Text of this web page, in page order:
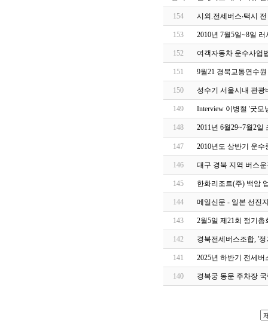
154 시외.전세버스‧택시
153 2010년 7월5일~8일
152 여객자동차 운수사업
151 9월21 경북교통연수
150 성수기 서울시내 관광
149 Interview 이병철 '굿모
148 2011년 6월29~7월2일
147 2010년도 상반기 운
146 대구 경북 지역 버스
145 한화리조트(주) 백암
144 메일신문 - 일본 선진
143 2월5일 제21회 정기총
142 경북전세버스조합, '
141 2025년 하반기 전세
140 경복궁 동문 주차장